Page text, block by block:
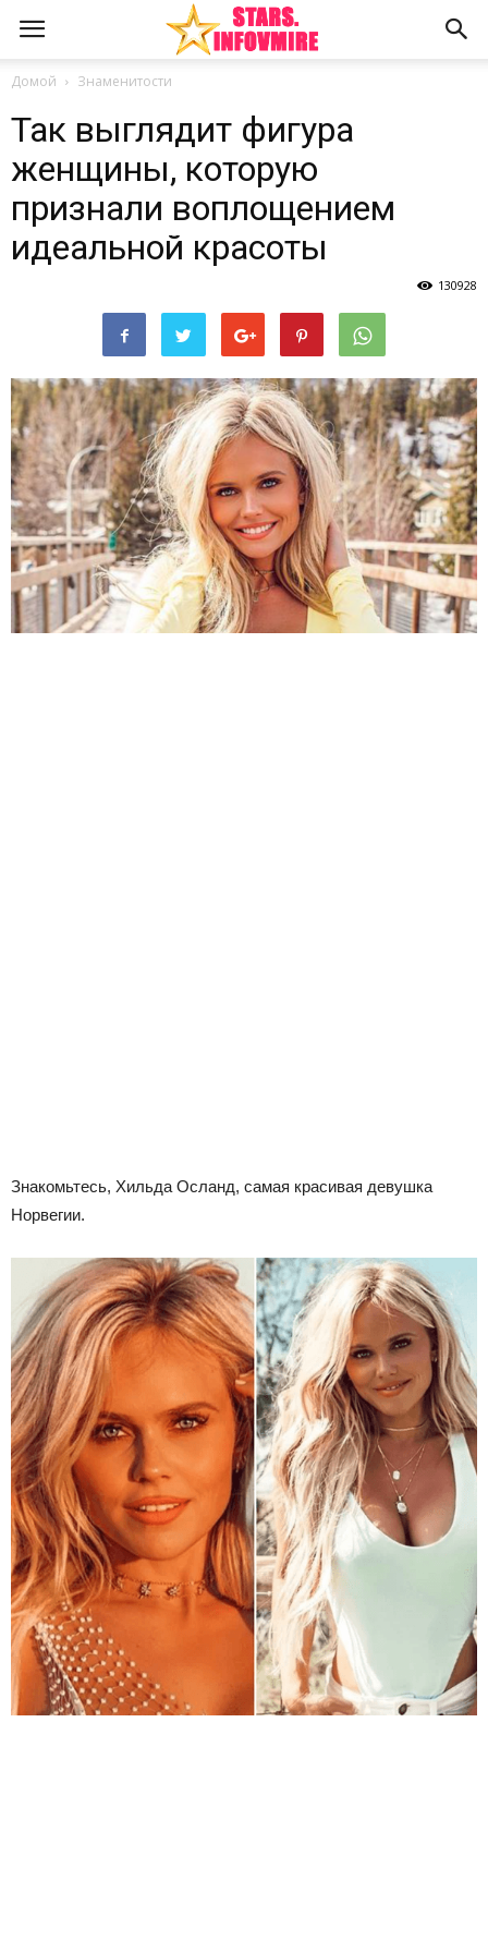
Домой Знаменитости
Так выглядит фигура
женщины, которую
признали воплощением
идеальной красоты
130928
Знакомьтесь, Хильда Осланд, самая красивая девушка
Норвегии.